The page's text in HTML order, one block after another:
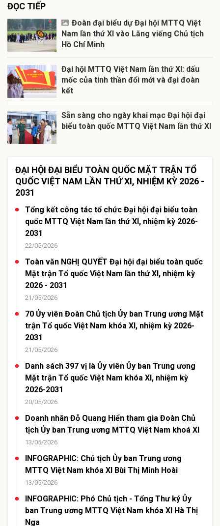
ĐỌC TIẾP
Đoàn đại biểu dự Đại hội MTTQ Việt
Nam lần thứ XI vào Lăng viếng Chủ tịch
Hồ Chí Minh
Đại hội MTTQ Việt Nam lần thứ XI: dấu
mốc của tinh thần đổi mới và đại đoàn
kết
Sẵn sàng cho ngày khai mạc Đại hội đại
biểu toàn quốc MTTQ Việt Nam lần thứ XI
ĐẠI HỘI ĐẠI BIỂU TOÀN QUỐC MẶT TRẬN TỔ
QUỐC VIỆT NAM LẦN THỨ XI, NHIỆM KỲ 2026 -
2031
Tổng kết công tác tổ chức Đại hội đại biểu toàn
quốc MTTQ Việt Nam lần thứ XI, nhiệm kỳ 2026-
2031
22/05/2026
Toàn văn NGHỊ QUYẾT Đại hội đại biểu toàn quốc
Mặt trận Tổ quốc Việt Nam lần thứ XI, nhiệm kỳ
2026 - 2031
21/05/2026
70 Ủy viên Đoàn Chủ tịch Ủy ban Trung ương Mặt
trận Tổ quốc Việt Nam khóa XI, nhiệm kỳ 2026-
2031
21/05/2026
Danh sách 397 vị là Ủy viên Ủy ban Trung ương
Mặt trận Tổ quốc Việt Nam khóa XI, nhiệm kỳ
2026-2031
20/05/2026
Doanh nhân Đỗ Quang Hiển tham gia Đoàn Chủ
tịch Ủy ban Trung ương MTTQ Việt Nam khoá XI
13/05/2026
INFOGRAPHIC: Chủ tịch Ủy ban Trung ương
MTTQ Việt Nam khóa XI Bùi Thị Minh Hoài
13/05/2026
INFOGRAPHIC: Phó Chủ tịch - Tổng Thư ký Ủy
ban Trung ương MTTQ Việt Nam khóa XI Hà Thị
Nga